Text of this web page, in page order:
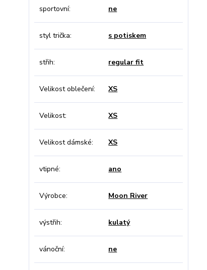
sportovní ne
styl trička s potiskem
střih regular fit
Velikost oblečení XS
Velikost XS
Velikost dámské XS
vtipné ano
Výrobce Moon River
výstřih kulatý
vánoční ne